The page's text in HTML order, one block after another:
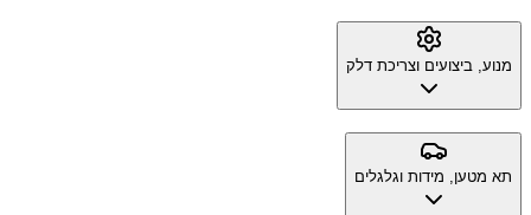
מנוע, ביצועים וצריכת דלק
תא מטען, מידות וגלגלים